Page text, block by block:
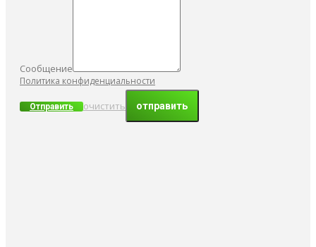
Сообщение
Политика конфиденциальности
Отправить очистить